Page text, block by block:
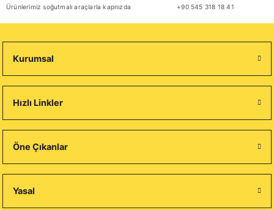
Ürünlerimiz soğutmalı araçlarla kapnızda +90 545 318 18 41
Kurumsal
Hızlı Linkler
Öne Çıkanlar
Yasal